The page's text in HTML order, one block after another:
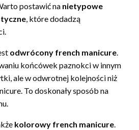
postawić na nietypowe
, które dodadzą
odwrócony french manicure.
końcówek paznokci w innym
ale w odwrotnej kolejności niż
To doskonały sposób na
kolorowy french manicure.